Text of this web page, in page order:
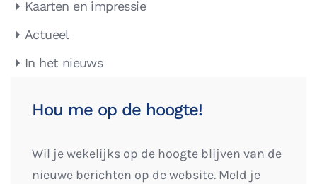
Kaarten en impressie
Actueel
In het nieuws
Hou me op de hoogte!
Wil je wekelijks op de hoogte blijven van de
nieuwe berichten op de website. Meld je